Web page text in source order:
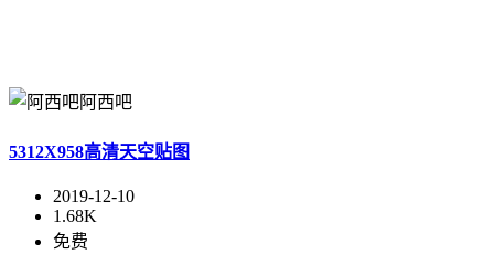
阿西吧
5312X958高清天空贴图
2019-12-10
1.68K
免费